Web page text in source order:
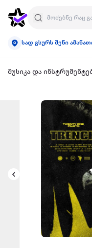
სად გსურს შენი
მუსიკა და